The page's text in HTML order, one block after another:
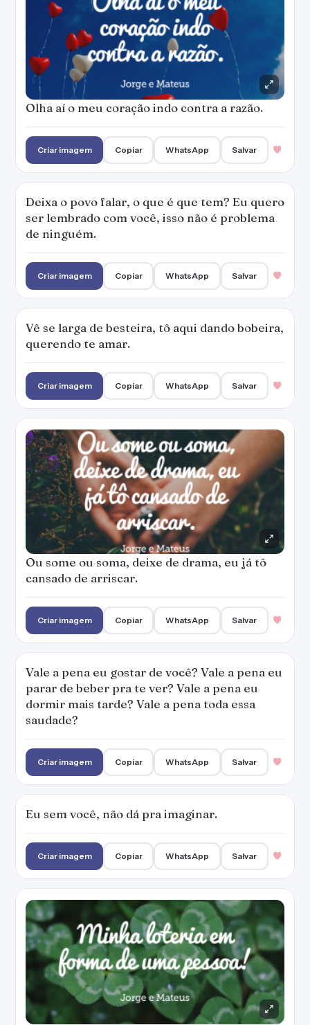
Olha aí o meu coração indo contra a razão.
Criar imagem Copiar WhatsApp Salvar
Deixa o povo falar, o que é que tem? Eu quero
ser lembrado com você, isso não é problema
de ninguém.
Criar imagem Copiar WhatsApp Salvar
Vê se larga de besteira, tô aqui dando bobeira,
querendo te amar.
Criar imagem Copiar WhatsApp Salvar
Ou some ou soma, deixe de drama, eu já tô
cansado de arriscar.
Criar imagem Copiar WhatsApp Salvar
Vale a pena eu gostar de você? Vale a pena eu
parar de beber pra te ver? Vale a pena eu
dormir mais tarde? Vale a pena toda essa
saudade?
Criar imagem Copiar WhatsApp Salvar
Eu sem você, não dá pra imaginar.
Criar imagem Copiar WhatsApp Salvar